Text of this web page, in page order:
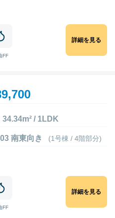
FF
詳細を見る
34.34m² / 1LDK
南東向き (1号棟 / 4階部分)
FF
詳細を見る